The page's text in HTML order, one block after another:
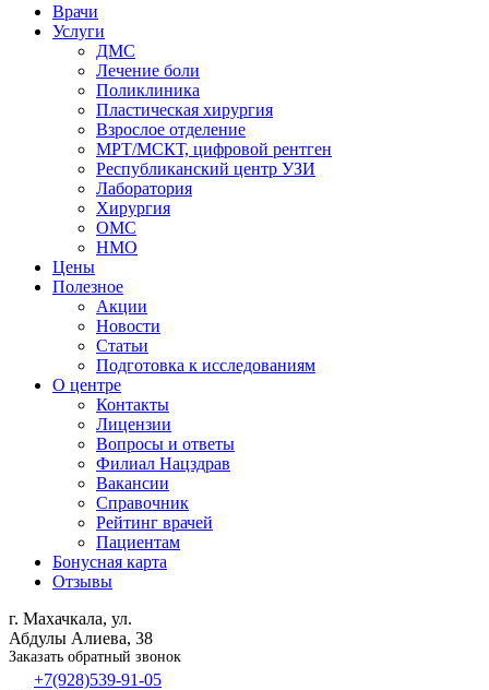
Врачи
Услуги
ДМС
Лечение боли
Поликлиника
Пластическая хирургия
Взрослое отделение
МРТ/МСКТ, цифровой рентген
Республиканский центр УЗИ
Лаборатория
Хирургия
ОМС
НМО
Цены
Полезное
Акции
Новости
Статьи
Подготовка к исследованиям
О центре
Контакты
Лицензии
Вопросы и ответы
Филиал Нацздрав
Вакансии
Справочник
Рейтинг врачей
Пациентам
Бонусная карта
Отзывы
г. Махачкала, ул.
Абдулы Алиева, 38
Заказать обратный звонок
+7(928)539-91-05